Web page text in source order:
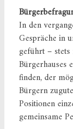
In den
Gespräche in
geführt –
Bürgerhauses
finden, der
Bürgern
Positionen
gemeinsame